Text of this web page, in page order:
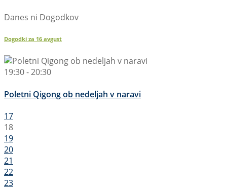
Danes ni Dogodkov
Dogodki za 16 avgust
19:30 - 20:30
Poletni Qigong ob nedeljah v naravi
17
18
19
20
21
22
23